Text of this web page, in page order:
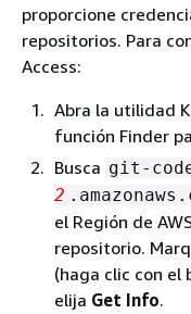
proporcione
repositorios. Para
Access:
Abra la utilidad
función Finder
Busca git-
2
el Región de
repositorio.
(haga clic con el
elija Get Info.